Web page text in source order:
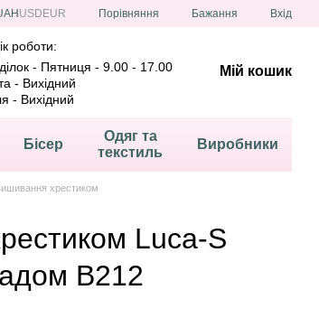
USD EUR Порівняння Бажання Вхід
роботи:
- Пятниця - 9.00 - 17.00
- Вихідний
- Вихідний
Мій кошик
Бісер
Одяг та
текстиль
Виробники
хрестиком
Luca-S
B212